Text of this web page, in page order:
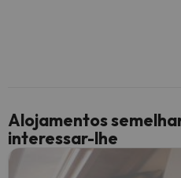
Alojamentos
interessar-lhe